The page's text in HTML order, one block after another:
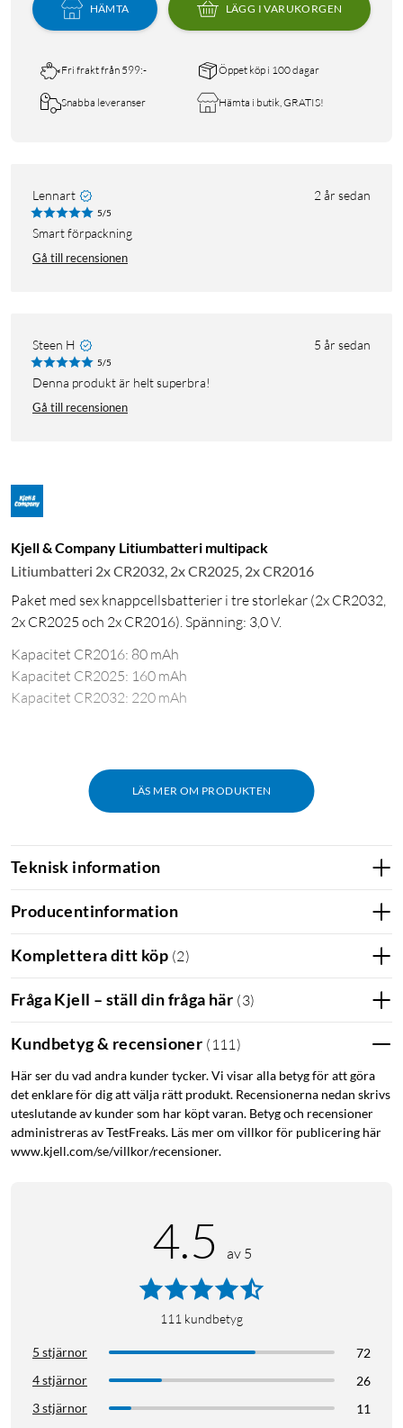
HÄMTA LÄGG I VARUKORGEN
Fri frakt från 599:- Öppet köp i 100 dagar
Snabba leveranser Hämta i butik, GRATIS!
Lennart 2 år sedan
5/5
Smart förpackning
Gå till recensionen
Steen H 5 år sedan
5/5
Denna produkt är helt superbra!
Gå till recensionen
Kjell & Company Litiumbatteri multipack
Litiumbatteri 2x CR2032, 2x CR2025, 2x CR2016
Paket med sex knappcellsbatterier i tre storlekar (2x CR2032,
2x CR2025 och 2x CR2016). Spänning: 3,0 V.
LÄS MER OM PRODUKTEN
Kapacitet CR2016: 80 mAh
Kapacitet CR2025: 160 mAh
Kapacitet CR2032: 220 mAh
Teknisk information
Producentinformation
Komplettera ditt köp (2)
Fråga Kjell – ställ din fråga här (3)
Kundbetyg & recensioner ( 111)
Här ser du vad andra kunder tycker. Vi visar alla betyg för att göra
det enklare för dig att välja rätt produkt. Recensionerna nedan skrivs
uteslutande av kunder som har köpt varan. Betyg och recensioner
administreras av TestFreaks. Läs mer om villkor för publicering här
www.kjell.com/se/villkor/recensioner.
4.5 av 5
111 kundbetyg
5 stjärnor
72
4 stjärnor
26
3 stjärnor
11